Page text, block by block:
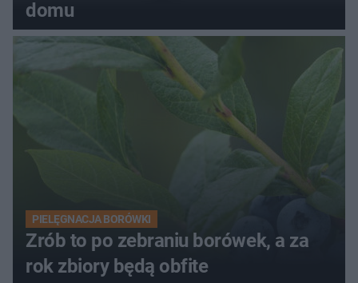
domu
PIELĘGNACJA BORÓWKI
Zrób to po zebraniu borówek, a za
rok zbiory będą obfite